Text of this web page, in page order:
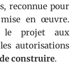
reconnue pour
en œuvre.
le projet aux
autorisations
construire.